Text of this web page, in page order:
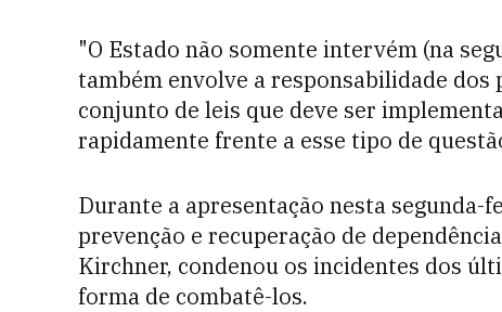
"O Estado não somente intervém (na
também envolve a responsabilidade
conjunto de leis que deve ser
rapidamente frente a esse tipo de
Durante a apresentação nesta
prevenção e recuperação de
Kirchner, condenou os incidentes dos
forma de combatê-los.